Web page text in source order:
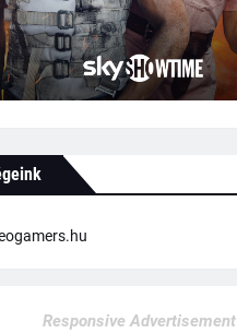
Responsive Advertisement